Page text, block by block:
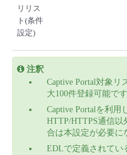
リリス
ト(条件
設定)
注釈
Captive Portal対象リ
大100件登録可能です
Captive Portalを利用
HTTP/HTTPS通信
合は本設定が必要に
EDLで定義されてい